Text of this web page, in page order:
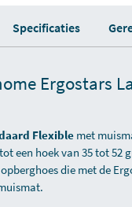
Specificaties
Ergostars
Flexible met
een hoek van 35 tot 52
die met de